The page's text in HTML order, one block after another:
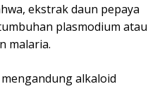
ekstrak daun pepaya
plasmodium atau
malaria.
alkaloid